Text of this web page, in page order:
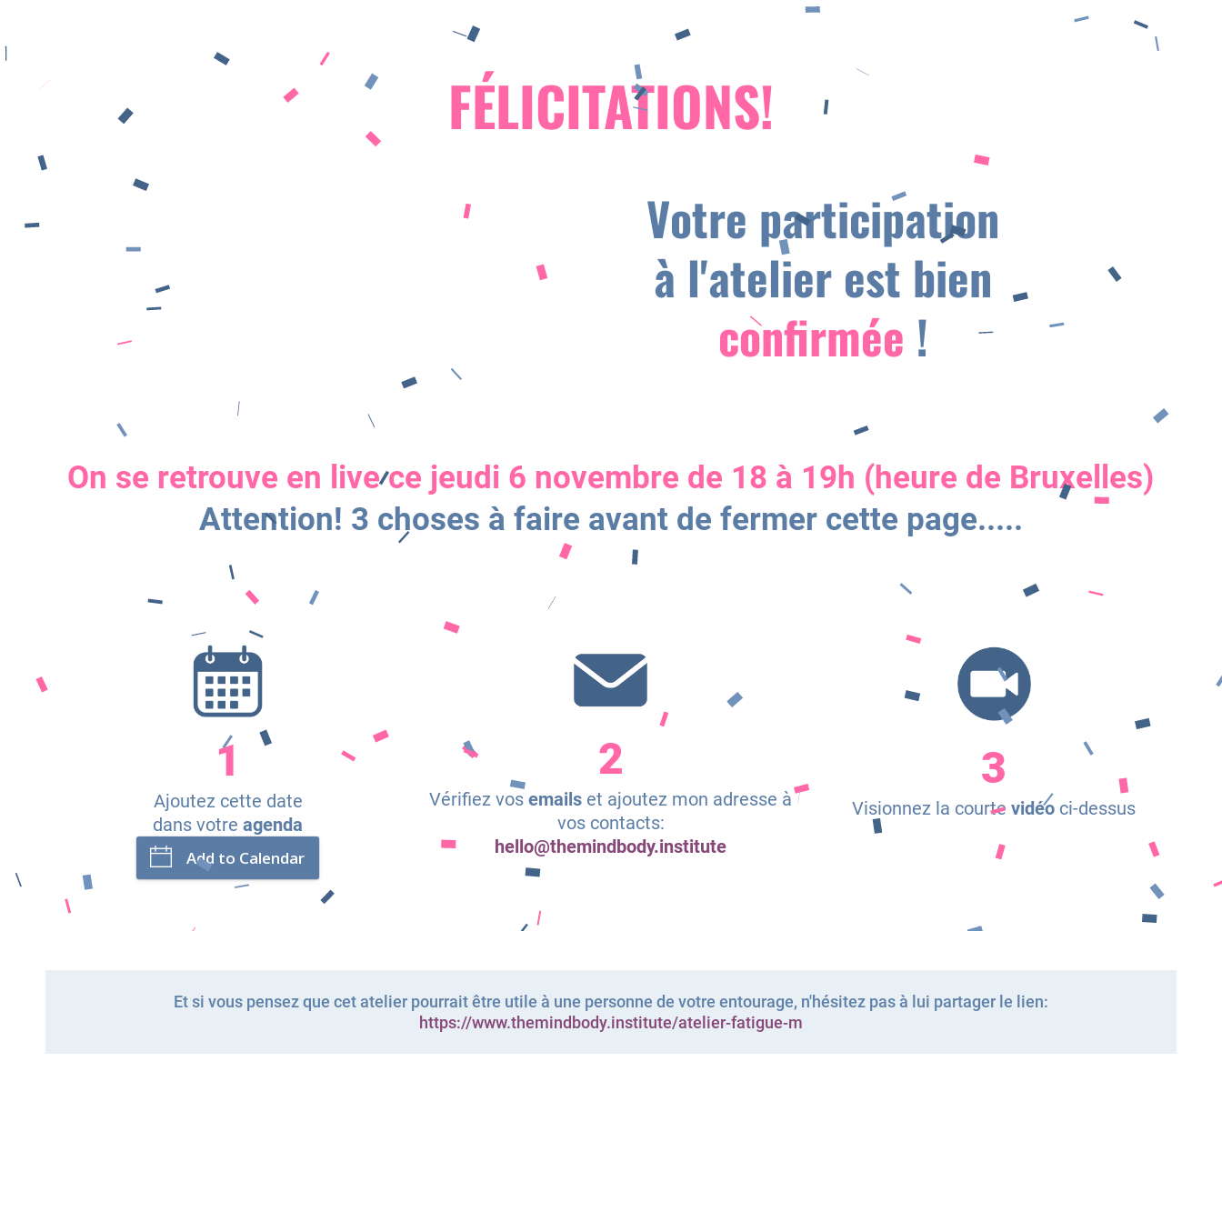
FÉLICITATIONS!
Votre participation
à l'atelier est bien
confirmée !
On se retrouve en live ce jeudi 6 novembre de 18 à 19h (heure de Bruxelles)
Attention! 3 choses à faire avant de fermer cette page.....
1
Ajoutez cette date
dans votreagenda
Add to Calendar
2
Vérifiez vosemails et ajoutez mon adresse à
vos contacts:
hello@themindbody.institute
3
Visionnez la courtevidéo ci-dessus
Et si vous pensez que cet atelier pourrait être utile à une personne de votre entourage, n'hésitez pas à lui partager le lien:
https://www.themindbody.institute/atelier-fatigue-m